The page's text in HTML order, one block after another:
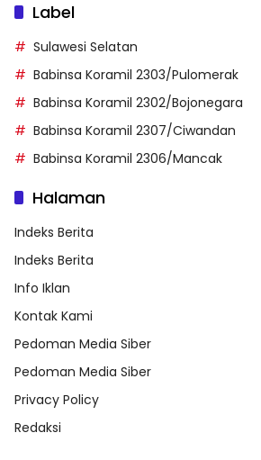
Label
Sulawesi Selatan
Babinsa Koramil 2303/Pulomerak
Babinsa Koramil 2302/Bojonegara
Babinsa Koramil 2307/Ciwandan
Babinsa Koramil 2306/Mancak
Halaman
Indeks Berita
Indeks Berita
Info Iklan
Kontak Kami
Pedoman Media Siber
Pedoman Media Siber
Privacy Policy
Redaksi